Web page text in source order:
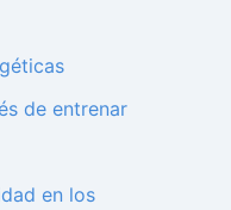
de entrenar
en los